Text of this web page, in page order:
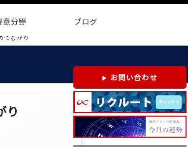
意分野 ブログ
つながり
り
お問い合わせ